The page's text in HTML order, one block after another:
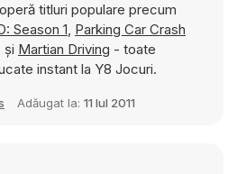
titluri populare precum
Season 1, Parking Car Crash
și Martian Driving - toate
instant la Y8 Jocuri.
Adăugat la: 11 Iul 2011